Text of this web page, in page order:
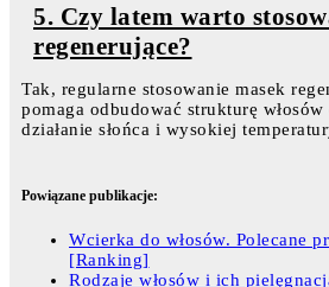
5. Czy latem warto
regenerujące?
Tak, regularne stosowanie masek
pomaga odbudować strukturę włosów
działanie słońca i wysokiej
Powiązane publikacje:
Wcierka do włosów. Polecane
[Ranking]
Rodzaje włosów i ich